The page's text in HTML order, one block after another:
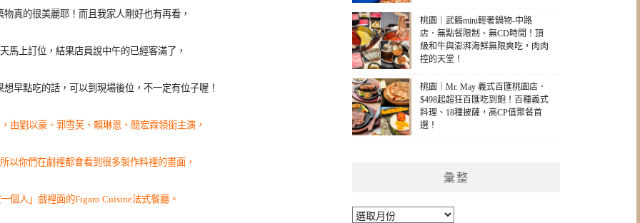
真的很美麗耶！而且我家人剛好也有再看，
馬上訂位，結果店員說中午的已經客滿了，
早點吃的話，可以到現場後位，不一定有位子喔！
由劉以豪、郭雪芙、賴琳恩、簡宏霖領銜主演，
以你們在劇裡都會看到很多製作料裡的畫面，
個人」戲裡面的Figaro Cuisine法式餐廳。
桃園｜武鶴mini輕奢鍋物-中路
店．無點餐限制、無CD時間！頂
級和牛與澎湃海鮮無限爽吃，肉肉
控的天堂！
桃園｜Mr. May 義式百匯桃園店．
$498起超狂百匯吃到飽！百種義式
料理、18種披薩，高CP值聚餐首
選！
彙整
彙